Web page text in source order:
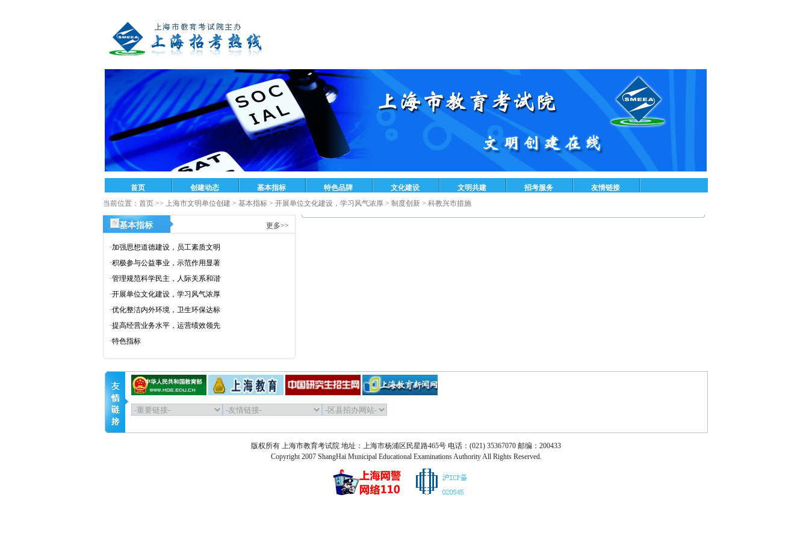
当前位置： 首页 >> 上海市文明单位创建 > 基本指标 > 开展单位文化建设，学习风气浓厚 > 制度创新 > 科教兴市措施
基本指标 更多>>
·加强思想道德建设，员工素质文明
·积极参与公益事业，示范作用显著
·管理规范科学民主，人际关系和谐
·开展单位文化建设，学习风气浓厚
·优化整洁内外环境，卫生环保达标
·提高经营业务水平，运营绩效领先
·特色指标